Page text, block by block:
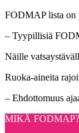
FODMAP lista on
– Tyypillisiä
Näille
Ruoka-aineita
– Ehdottomuus
MIKÄ FODMAP?